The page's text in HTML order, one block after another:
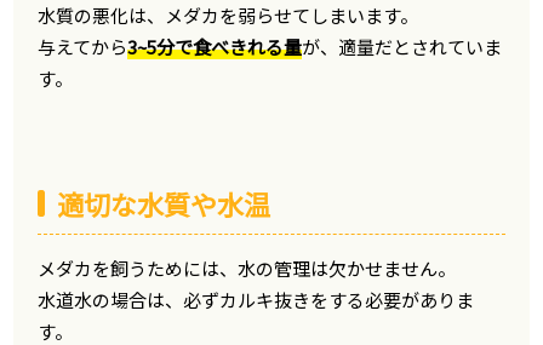
水質の悪化は、メダカを弱らせてしまいます。
与えてから3~5分で食べきれる量が、適量だとされていま
す。
適切な水質や水温
メダカを飼うためには、水の管理は欠かせません。
水道水の場合は、必ずカルキ抜きをする必要がありま
す。